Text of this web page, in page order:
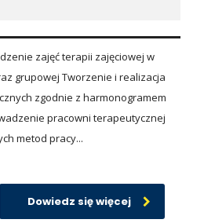
zajęć terapii zajęciowej w
grupowej Tworzenie i realizacja
zgodnie z harmonogramem
pracowni terapeutycznej
metod pracy...
Dowiedz się więcej